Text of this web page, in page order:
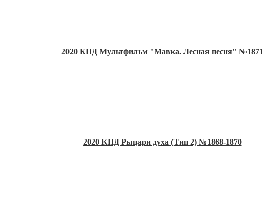
2020 КПД Мультфильм "Мавка. Лесная песня" №1871
2020 КПД Рыцари духа (Тип 2) №1868-1870